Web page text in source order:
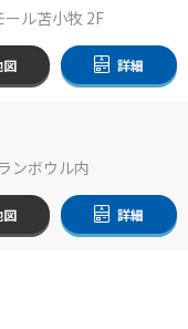
ル苫小牧 2F
図 詳細
ンボウル内
図 詳細